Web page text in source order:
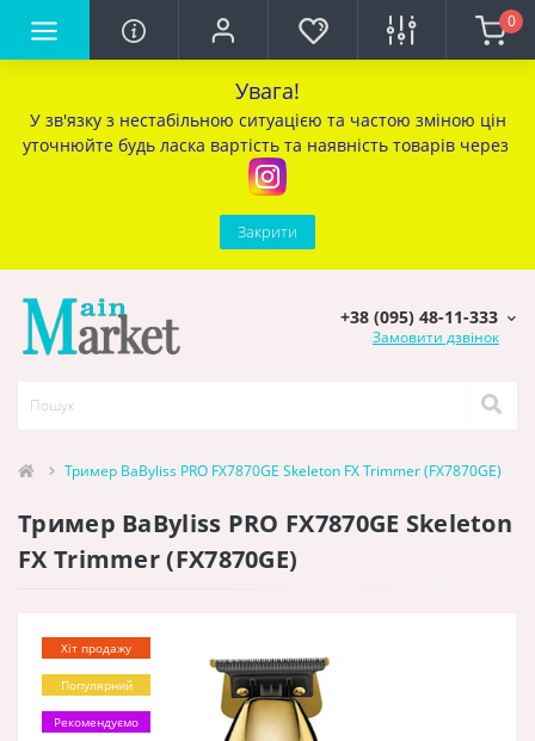
Увага!
У зв'язку з нестабільною ситуацією та частою зміною цін
уточнюйте будь ласка вартість та наявність товарів через
Закрити
0
+38 (095) 48-11-333
Замовити дзвінок
Тример BaByliss PRO FX7870GE Skeleton FX Trimmer (FX7870GE)
Тример BaByliss PRO FX7870GE Skeleton
FX Trimmer (FX7870GE)
Хіт продажу
Популярний
Рекомендуємо